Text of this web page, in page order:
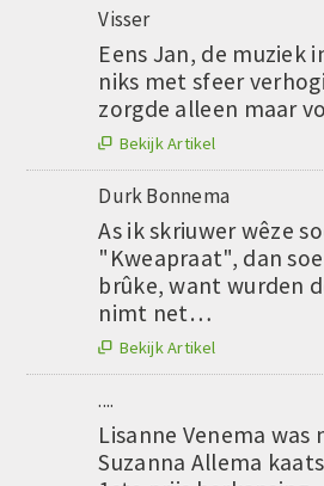
Visser
Eens Jan, de muziek
niks met sfeer
zorgde alleen maar
 Bekijk Artikel
Durk Bonnema
As ik skriuwer wêze
"Kweapraat", dan
brûke, want wurden
nimt net…
 Bekijk Artikel
....
Lisanne Venema was
Suzanna Allema